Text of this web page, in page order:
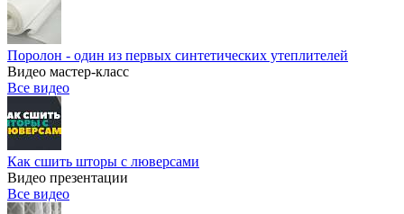
Поролон - один из первых синтетических утеплителей
Видео мастер-класс
Все видео
Как сшить шторы с люверсами
Видео презентации
Все видео